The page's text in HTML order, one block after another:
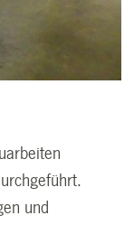
und